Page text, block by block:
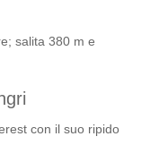
salita 380 m e
con il suo ripido